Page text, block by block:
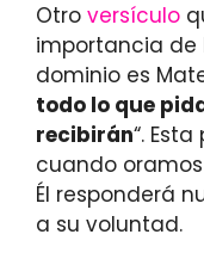
Otro versículo
importancia de
dominio es
todo lo que
recibirán“.
cuando
Él responderá
a su voluntad.